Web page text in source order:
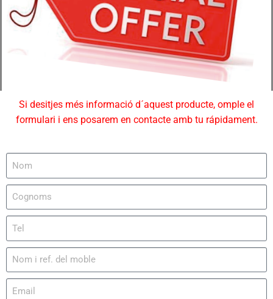
Si desitjes més informació d´aquest producte, omple el
formulari i ens posarem en contacte amb tu rápidament.